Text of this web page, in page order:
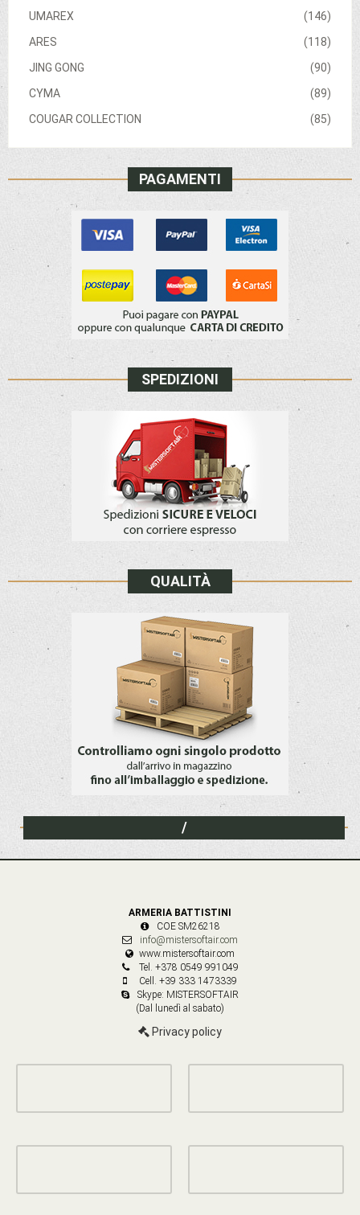
(146)
UMAREX
(118)
ARES
(90)
JING GONG
(89)
CYMA
(85)
COUGAR COLLECTION
PAGAMENTI
SPEDIZIONI
QUALITÀ
/
ARMERIA BATTISTINI
COE SM26218
info@mistersoftair.com
www.mistersoftair.com
Tel. +378 0549 991049
Cell. +39 333 1473339
Skype: MISTERSOFTAIR
(Dal lunedì al sabato)
Privacy policy